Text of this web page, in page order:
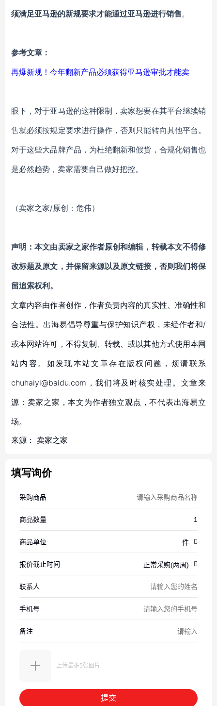
须满足亚马逊的新规要求才能通过亚马逊进行销售。
参考文章：
再爆新规！今年翻新产品必须获得亚马逊审批才能卖
眼下，对于亚马逊的这种限制，卖家想要在其平台继续销
售就必须按规定要求进行操作，否则只能转向其他平台。
对于这些大品牌产品，为杜绝翻新和假货，合规化销售也
是必然趋势，卖家需要自己做好把控。
（卖家之家/原创：危伟）
声明：本文由卖家之家作者原创和编辑，转载本文不得修
改标题及原文，并保留来源以及原文链接，否则我们将保
留追索权利。
文章内容由作者创作，作者负责内容的真实性、准确性和
合法性。出海易倡导尊重与保护知识产权，未经作者和/
或本网站许可，不得复制、转载、或以其他方式使用本网
站内容。如发现本站文章存在版权问题，烦请联系
chuhaiyi@baidu.com，我们将及时核实处理。文章来
源：卖家之家，本文为作者独立观点，不代表出海易立
场。
来源： 卖家之家
填写询价